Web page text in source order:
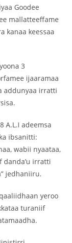
Goodee
mallatteeffame
kanaa keessaa
3
ijaaramaa
addunyaa irratti
A.L.I adeemsa
ibsanitti:
wabii nyaataa,
irratti
jedhaniiru.
yeroo
turaniif